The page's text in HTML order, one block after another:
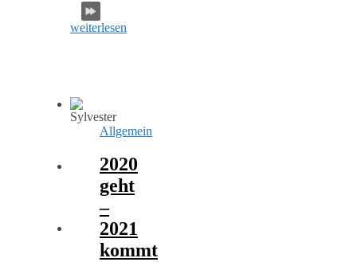
weiterlesen
Allgemein
2020
geht
–
2021
kommt